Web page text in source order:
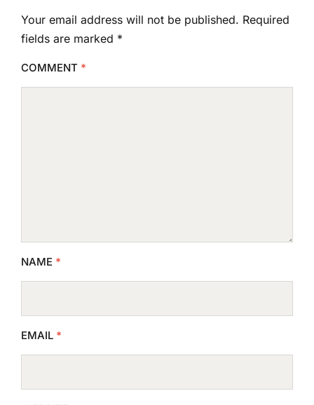
Your email address will not be published. Required
fields are marked *
COMMENT *
NAME *
EMAIL *